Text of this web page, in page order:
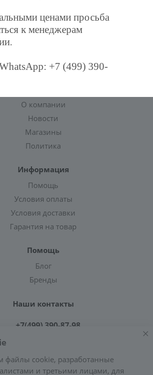
О компании
Новости
Магазины
Политика
Информация
Помощь
Условия оплаты
Условия доставки
Гарантия на товар
Помощь
Блог
Бренды
Наши контакты
+7(499) 390-87-98
Москва, ул. Подольских Курсантов,
ценами просьба
к менеджерам
+7 (499) 390-
файлы cookie, разработанные
и третьими лицами, для